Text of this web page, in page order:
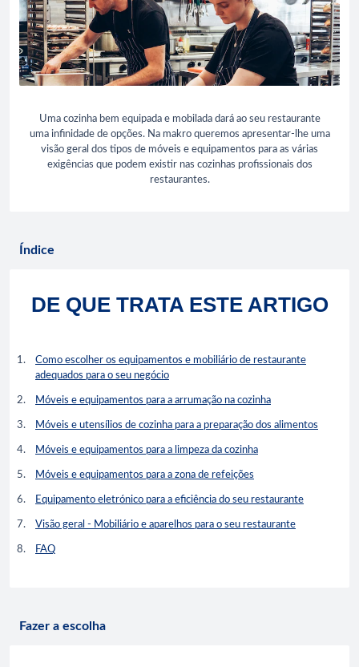
Uma cozinha bem equipada e mobilada dará ao seu restaurante
uma infinidade de opções. Na makro queremos apresentar-lhe uma
visão geral dos tipos de móveis e equipamentos para as várias
exigências que podem existir nas cozinhas profissionais dos
restaurantes.
Índice
DE QUE TRATA ESTE ARTIGO
Como escolher os equipamentos e mobiliário de restaurante
adequados para o seu negócio
Móveis e equipamentos para a arrumação na cozinha
Móveis e utensílios de cozinha para a preparação dos alimentos
Móveis e equipamentos para a limpeza da cozinha
Móveis e equipamentos para a zona de refeições
Equipamento eletrónico para a eficiência do seu restaurante
Visão geral - Mobiliário e aparelhos para o seu restaurante
FAQ
Fazer a escolha